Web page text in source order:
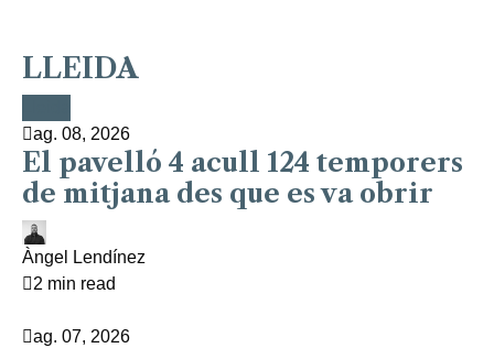
LLEIDA
ag. 08, 2026
El pavelló 4 acull 124 temporers
de mitjana des que es va obrir
Àngel Lendínez
2 min read
ag. 07, 2026